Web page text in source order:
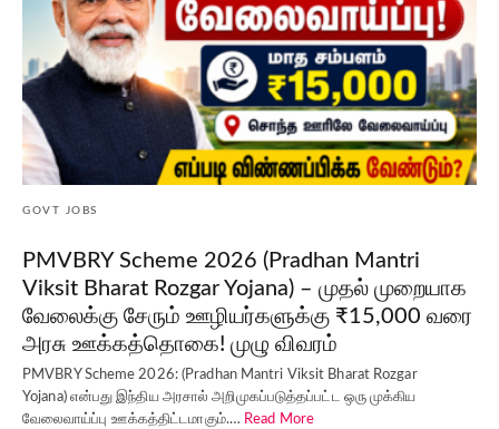
GOVT JOBS
PMVBRY Scheme 2026 (Pradhan Mantri
Viksit Bharat Rozgar Yojana) – முதல் முறையாக
வேலைக்கு சேரும் ஊழியர்களுக்கு ₹15,000 வரை
அரசு ஊக்கத்தொகை! முழு விவரம்
PMVBRY Scheme 2026: (Pradhan Mantri Viksit Bharat Rozgar
Yojana) என்பது இந்திய அரசால் அறிமுகப்படுத்தப்பட்ட ஒரு முக்கிய
வேலைவாய்ப்பு ஊக்கத்திட்டமாகும்.… Read More